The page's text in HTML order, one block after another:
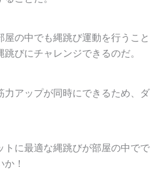
の中でも縄跳び運動を行うこと
びにチャレンジできるのだ。
力アップが同時にできるため、ダ
トに最適な縄跳びが部屋の中でで
！